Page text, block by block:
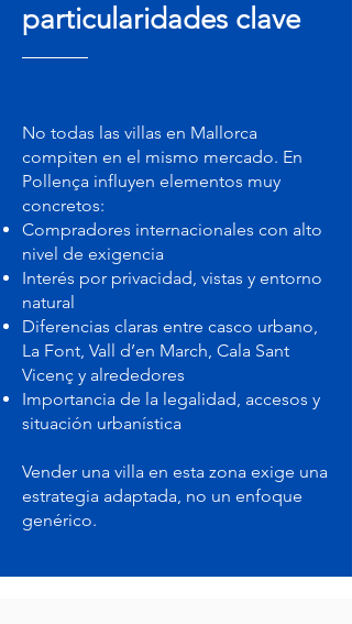
particularidades clave
No todas las villas en Mallorca
compiten en el mismo mercado. En
Pollença influyen elementos muy
concretos:
Compradores internacionales con alto
nivel de exigencia
Interés por privacidad, vistas y entorno
natural
Diferencias claras entre casco urbano,
La Font, Vall d’en March, Cala Sant
Vicenç y alrededores
Importancia de la legalidad, accesos y
situación urbanística
Vender una villa en esta zona exige una
estrategia adaptada, no un enfoque
genérico.